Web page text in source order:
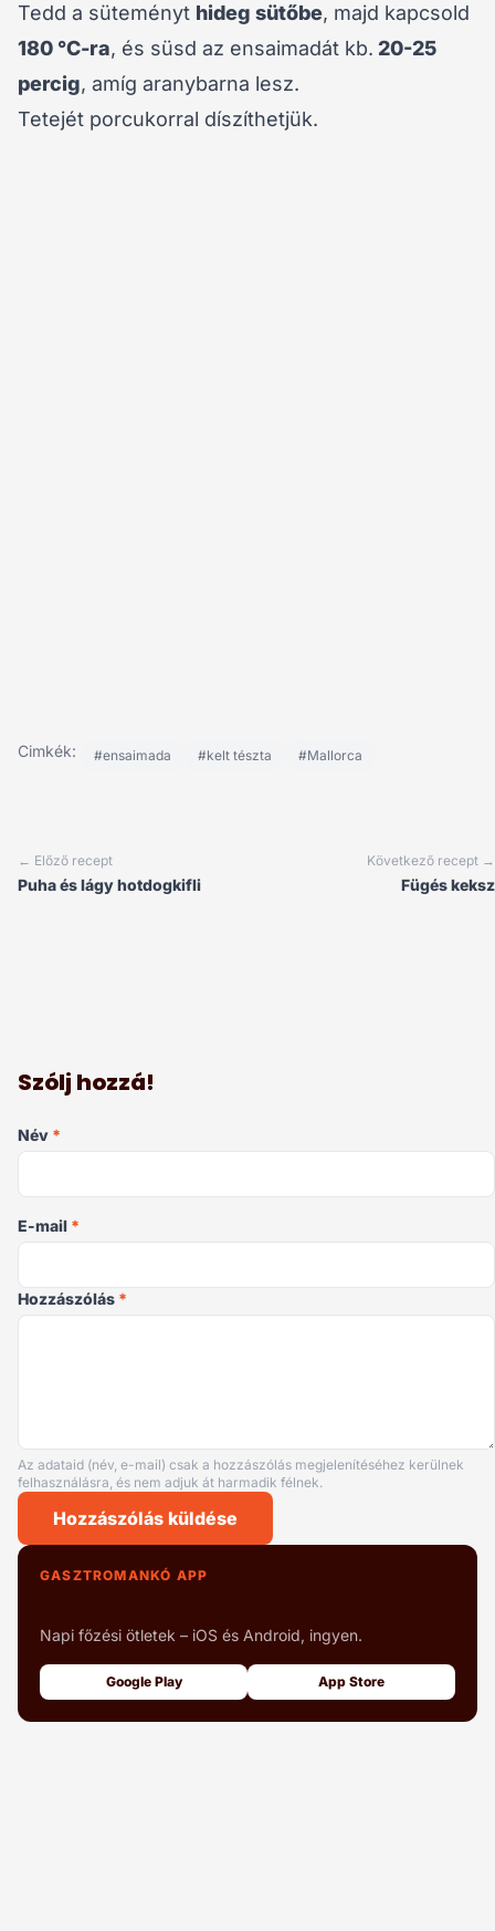
Tedd a süteményt hideg sütőbe, majd kapcsold
180 °C-ra, és süsd az ensaimadát kb. 20-25
percig, amíg aranybarna lesz.
Tetejét porcukorral díszíthetjük.
Cimkék: #ensaimada #kelt tészta #Mallorca
← Előző recept
Puha és lágy hotdogkifli
Következő recept →
Fügés keksz
Szólj hozzá!
Név *
E-mail *
Hozzászólás *
Az adataid (név, e-mail) csak a hozzászólás megjelenítéséhez kerülnek
felhasználásra, és nem adjuk át harmadik félnek.
Hozzászólás küldése
GASZTROMANKÓ APP
Napi főzési ötletek – iOS és Android, ingyen.
Google Play App Store